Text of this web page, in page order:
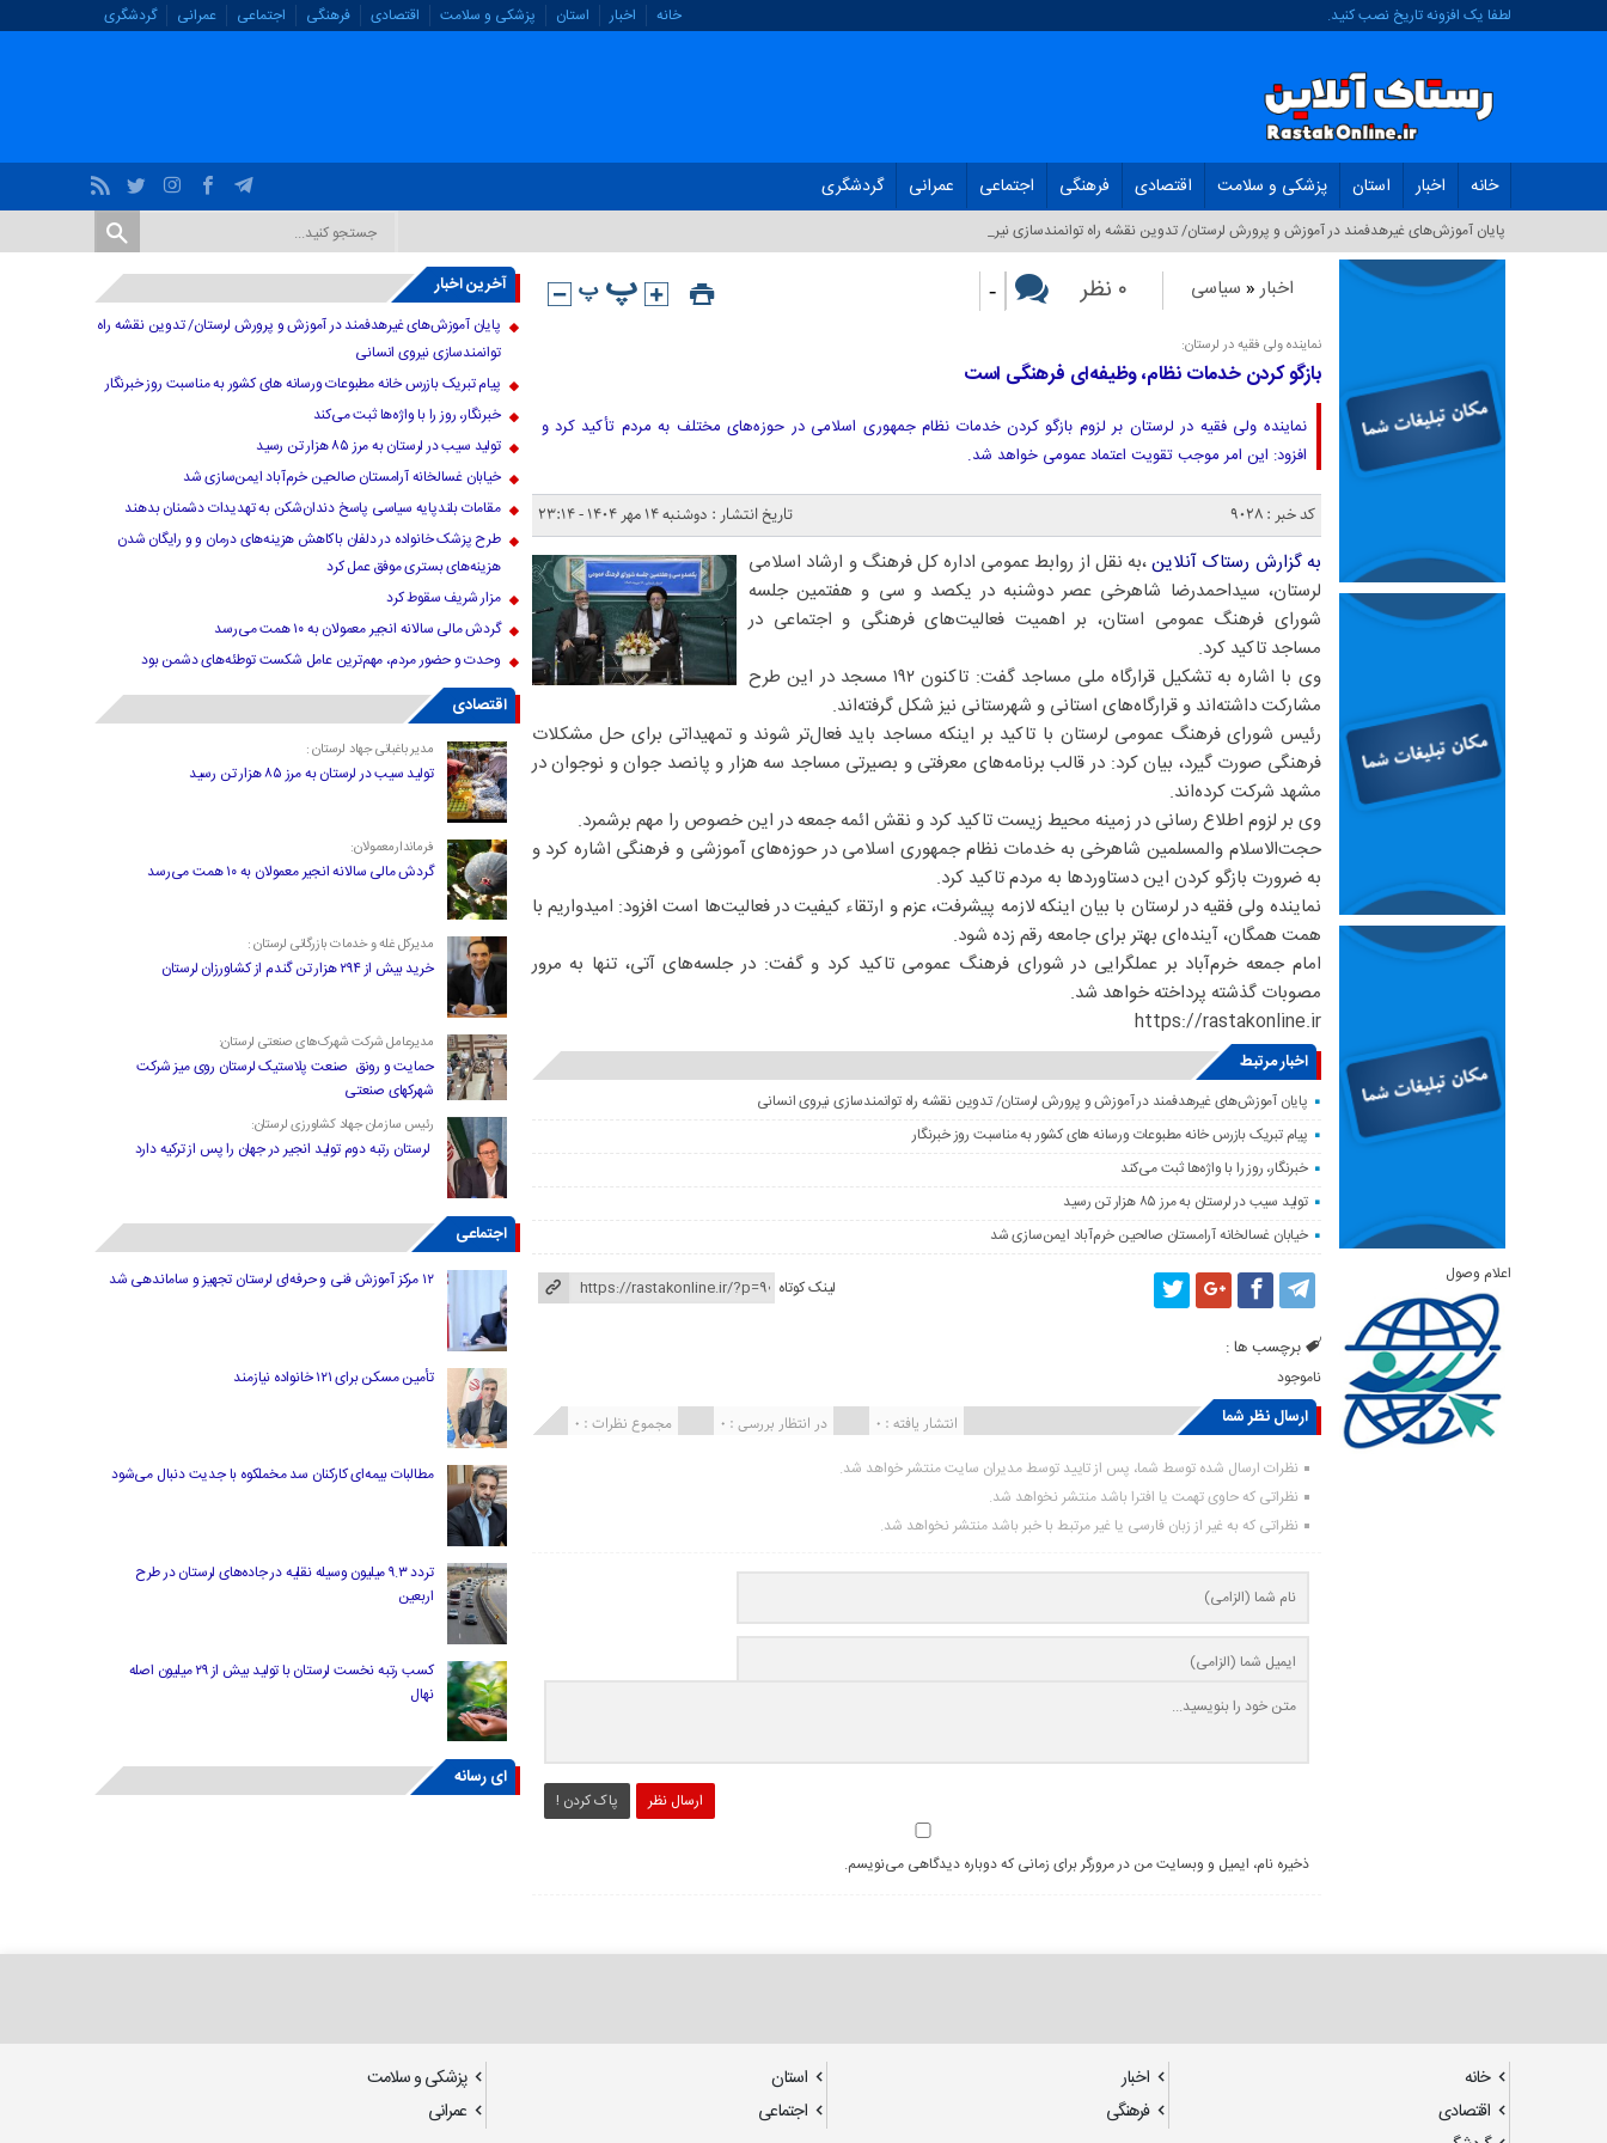
لطفا یک افزونه تاریخ نصب کنید. خانه اخبار استان پزشکی و سلامت اقتصادی فرهنگی اجتماعی عمرانی گردشگری
خانه اخبار استان پزشکی و سلامت اقتصادی فرهنگی اجتماعی عمرانی گردشگری
پایان آموزش‌های غیرهدفمند در آموزش و پرورش لرستان/ تدوین نقشه راه توانمندسازی نیروی ان_
اخبار« سیاسی ۰ نظر -
نماینده ولی فقیه در لرستان:
بازگو کردن خدمات نظام، وظیفه‌ای فرهنگی است
نماینده ولی فقیه در لرستان بر لزوم بازگو کردن خدمات نظام جمهوری اسلامی در حوزه‌های مختلف به مردم تأکید کرد و
افزود: این امر موجب تقویت اعتماد عمومی خواهد شد.
کد خبر : 9028 تاریخ انتشار : دوشنبه ۱۴ مهر ۱۴۰۴ - ۲۳:۱۴
به گزارش رستاک آنلاین،به نقل از روابط عمومی اداره کل فرهنگ و ارشاد اسلامی
لرستان، سیداحمدرضا شاهرخی عصر دوشنبه در یکصد و سی و هفتمین جلسه
شورای فرهنگ عمومی استان، بر اهمیت فعالیت‌های فرهنگی و اجتماعی در
مساجد تاکید کرد.
وی با اشاره به تشکیل قرارگاه ملی مساجد گفت: تاکنون ۱۹۲ مسجد در این طرح
مشارکت داشته‌اند و قرارگاه‌های استانی و شهرستانی نیز شکل گرفته‌اند.
رئیس شورای فرهنگ عمومی لرستان با تاکید بر اینکه مساجد باید فعال‌تر شوند و تمهیداتی برای حل مشکلات
فرهنگی صورت گیرد، بیان کرد: در قالب برنامه‌های معرفتی و بصیرتی مساجد سه هزار و پانصد جوان و نوجوان در
مشهد شرکت کرده‌اند.
وی بر لزوم اطلاع رسانی در زمینه محیط زیست تاکید کرد و نقش ائمه جمعه در این خصوص را مهم برشمرد.
حجت‌الاسلام والمسلمین شاهرخی به خدمات نظام جمهوری اسلامی در حوزه‌های آموزشی و فرهنگی اشاره کرد و
به ضرورت بازگو کردن این دستاوردها به مردم تاکید کرد.
نماینده ولی فقیه در لرستان با بیان اینکه لازمه پیشرفت، عزم و ارتقاء کیفیت در فعالیت‌ها است افزود: امیدواریم با
همت همگان، آینده‌ای بهتر برای جامعه رقم زده شود.
امام جمعه خرم‌آباد بر عملگرایی در شورای فرهنگ عمومی تاکید کرد و گفت: در جلسه‌های آتی، تنها به مرور
مصوبات گذشته پرداخته خواهد شد.
https://rastakonline.ir
اخبار مرتبط
پایان آموزش‌های غیرهدفمند در آموزش و پرورش لرستان/ تدوین نقشه راه توانمندسازی نیروی انسانی
پیام تبریک بازرس خانه مطبوعات ورسانه های کشور به مناسبت روز خبرنگار
خبرنگار، روز را با واژه‌ها ثبت می‌کند
تولید سیب در لرستان به مرز ۸۵ هزار تن رسید
خیابان غسالخانه آرامستان صالحین خرم‌آباد ایمن‌سازی شد
لینک کوتاه
برچسب ها :
ناموجود
ارسال نظر شما مجموع نظرات : 0 در انتظار بررسی : 0 انتشار یافته : ۰
نظرات ارسال شده توسط شما، پس از تایید توسط مدیران سایت منتشر خواهد شد.
نظراتی که حاوی تهمت یا افترا باشد منتشر نخواهد شد.
نظراتی که به غیر از زبان فارسی یا غیر مرتبط با خبر باشد منتشر نخواهد شد.
ارسال نظر پاک کردن !
ذخیره نام، ایمیل و وبسایت من در مرورگر برای زمانی که دوباره دیدگاهی می‌نویسم.
اعلام وصول
آخرین اخبار
پایان آموزش‌های غیرهدفمند در آموزش و پرورش لرستان/ تدوین نقشه راه
توانمندسازی نیروی انسانی
پیام تبریک بازرس خانه مطبوعات ورسانه های کشور به مناسبت روز خبرنگار
خبرنگار، روز را با واژه‌ها ثبت می‌کند
تولید سیب در لرستان به مرز ۸۵ هزار تن رسید
خیابان غسالخانه آرامستان صالحین خرم‌آباد ایمن‌سازی شد
مقامات بلندپایه سیاسی پاسخ دندان‌شکن به تهدیدات دشمنان بدهند
طرح پزشک خانواده در دلفان باکاهش هزینه‌های درمان و و رایگان شدن
هزینه‌های بستری موفق عمل کرد
مزار شریف سقوط کرد
گردش مالی سالانه انجیر معمولان به ۱۰ همت می‌رسد
وحدت و حضور مردم، مهم‌ترین عامل شکست توطئه‌های دشمن بود
اقتصادی
مدیر باغبانی جهاد لرستان :
تولید سیب در لرستان به مرز ۸۵ هزار تن رسید
فرماندارمعمولان:
گردش مالی سالانه انجیر معمولان به ۱۰ همت می‌رسد
مدیرکل غله و خدمات بازرگانی لرستان :
خرید بیش از ۲۹۴ هزار تن گندم از کشاورزان لرستان
مدیرعامل شرکت شهرک‌های صنعتی لرستان:
حمایت و رونق صنعت پلاستیک لرستان روی میز شرکت
شهرکهای صنعتی
رئیس سازمان جهاد کشاورزی لرستان:
لرستان رتبه دوم تولید انجیر در جهان را پس از ترکیه دارد
اجتماعی
۱۲ مرکز آموزش فنی و حرفه‌ای لرستان تجهیز و ساماندهی شد
تأمین مسکن برای ۱۲۱ خانواده نیازمند
مطالبات بیمه‌ای کارکنان سد مخملکوه با جدیت دنبال می‌شود
تردد ۹.۳ میلیون وسیله نقلیه در جاده‌های لرستان در طرح
اربعین
کسب رتبه نخست لرستان با تولید بیش از ۲۹ میلیون اصله
نهال
ای رسانه
خانه اخبار استان
پزشکی و سلامت
اقتصادی
فرهنگی اجتماعی
عمرانی